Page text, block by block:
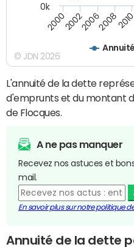
20002002200620082010
0k
© JDN 2026
L'annuité de la dette
d'emprunts et du montant
de Flocques.
A ne pas manquer
Recevez nos astuces et
mail.
En savoir plus sur notre politique
Annuité de la dette